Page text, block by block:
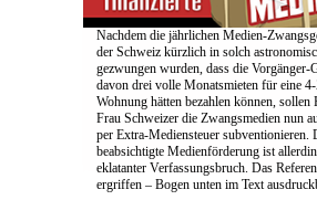
Nachdem die jährlichen Medien-
der Schweiz kürzlich in solch
gezwungen wurden, dass die Vorgänger-
davon drei volle Monatsmieten für eine
Wohnung hätten bezahlen können, sollen
Frau Schweizer die Zwangsmedien nun
per Extra-Mediensteuer subventionieren.
beabsichtigte Medienförderung ist
eklatanter Verfassungsbruch. Das
ergriffen – Bogen unten im Text